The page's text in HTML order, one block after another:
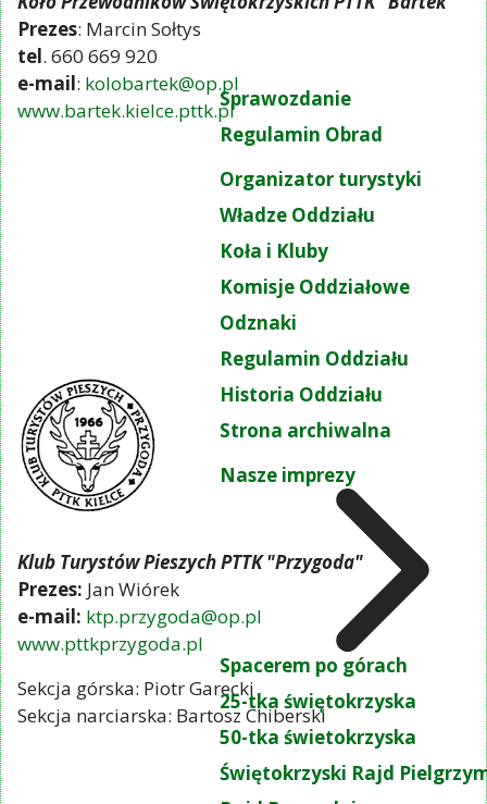
Sprawozdanie
Regulamin Obrad
Organizator turystyki
Władze Oddziału
Koła i Kluby
Komisje Oddziałowe
Odznaki
Regulamin Oddziału
Historia Oddziału
Strona archiwalna
Nasze imprezy
Spacerem po górach
25-tka świętokrzyska
50-tka świetokrzyska
Świętokrzyski Rajd
Prezes: Marcin Sołtys
tel. 660 669 920
e-mail: kolobartek@op.pl
www.bartek.kielce.pttk.pl
Klub Turystów Pieszych PTTK "Przygoda"
Prezes: Jan Wiórek
e-mail: ktp.przygoda@op.pl
www.pttkprzygoda.pl
Sekcja górska: Piotr Garecki
Sekcja narciarska: Bartosz Chiberski